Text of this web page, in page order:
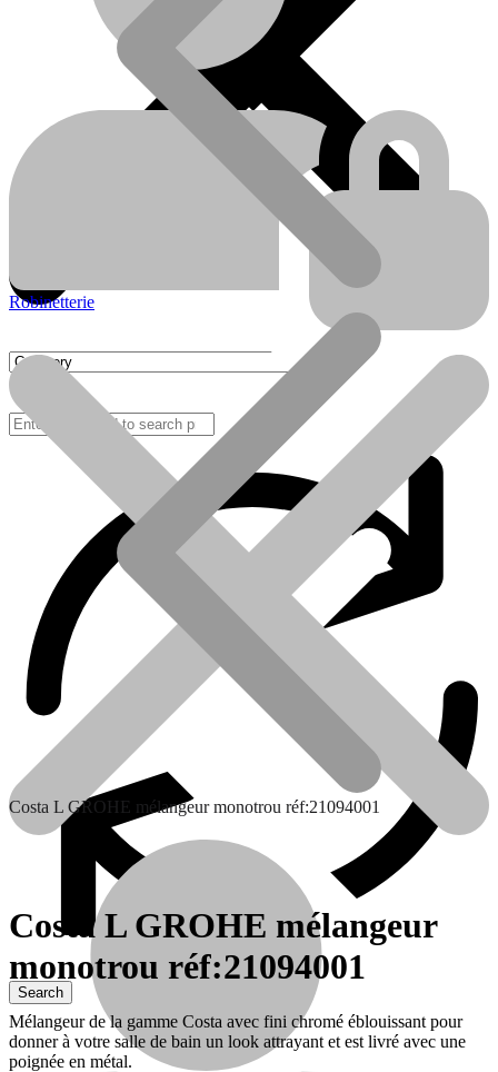
Contactez nous
Robinetterie
Costa L GROHE mélangeur monotrou réf:21094001
Costa L GROHE mélangeur
monotrou réf:21094001
Mélangeur de la gamme Costa avec fini chromé éblouissant pour
donner à votre salle de bain un look attrayant et est livré avec une
poignée en métal.